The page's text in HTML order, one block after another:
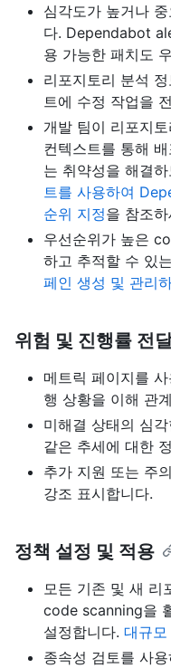
심각도가 높거나
다. Dependabot
용 가능한 패치도
리포지토리 분석
트에 수정 작업을
개발 팀이 리포지
컨텍스트를 통해
는 취약성을 해결
트를 사용하여
순위 지정을 참조
우선순위가 높은
하고 추적할 수 있
페인 생성 및 관리
위험 및 진행률 전
메트릭 페이지를
행 상황을 이해 관
미해결 상태의 심
같은 추세에 대한
추가 지원 또는 주
강조 표시합니다.
정책 설정 및 적용
모든 기존 및 새
code scanning을
설정합니다. 대규
종속성 검토를 사